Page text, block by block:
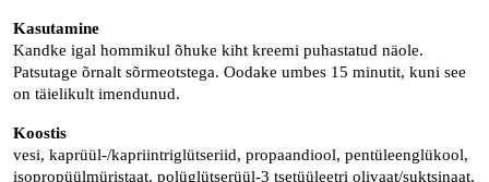
Kasutamine
Kandke igal hommikul õhuke kiht kreemi puhastatud näole.
Patsutage õrnalt sõrmeotstega. Oodake umbes 15 minutit, kuni see
on täielikult imendunud.
Koostis
vesi, kaprüül-/kapriintriglütseriid, propaandiool, pentüleenglükool,
isopropüülmüristaat, polüglütserüül-3 tsetüüleetri olivaat/suktsinaat,